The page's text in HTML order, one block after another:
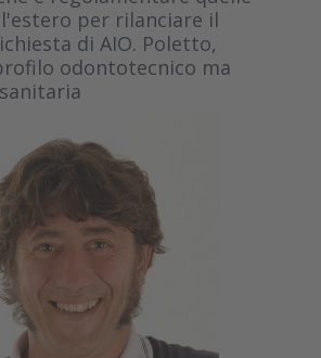
per rilanciare il
di AIO. Poletto,
odontotecnico ma